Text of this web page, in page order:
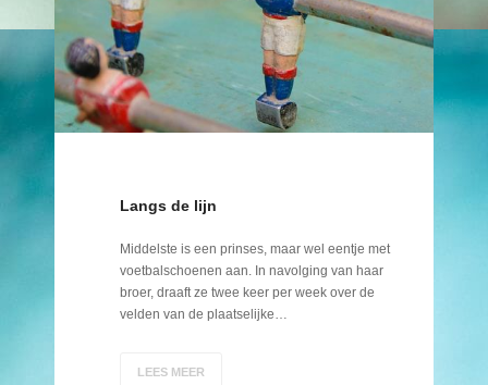
Langs de lijn
Middelste is een prinses, maar wel eentje met
voetbalschoenen aan. In navolging van haar
broer, draaft ze twee keer per week over de
velden van de plaatselijke…
LEES MEER